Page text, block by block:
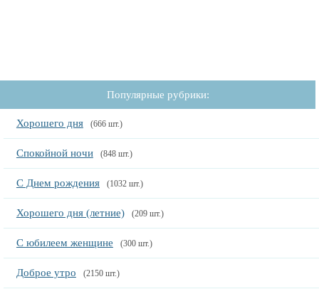
Популярные рубрики:
Хорошего дня (666 шт.)
Спокойной ночи (848 шт.)
С Днем рождения (1032 шт.)
Хорошего дня (летние) (209 шт.)
С юбилеем женщине (300 шт.)
Доброе утро (2150 шт.)